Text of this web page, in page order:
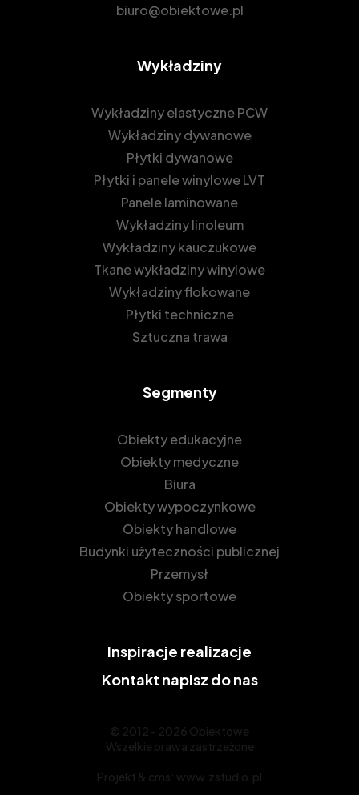
biuro@obiektowe.pl
Wykładziny
Wykładziny elastyczne PCW
Wykładziny dywanowe
Płytki dywanowe
Płytki i panele winylowe LVT
Panele laminowane
Wykładziny linoleum
Wykładziny kauczukowe
Tkane wykładziny winylowe
Wykładziny flokowane
Płytki techniczne
Sztuczna trawa
Segmenty
Obiekty edukacyjne
Obiekty medyczne
Biura
Obiekty wypoczynkowe
Obiekty handlowe
Budynki użyteczności publicznej
Przemysł
Obiekty sportowe
Inspiracje realizacje
Kontakt napisz do nas
© 2012 - 2026 Obiektowe
Wszelkie prawa zastrzeżone
Projekt & cms: www.zstudio.pl